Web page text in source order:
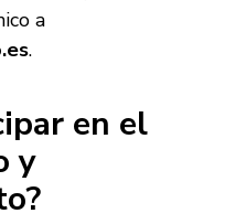
a
.
en el
y